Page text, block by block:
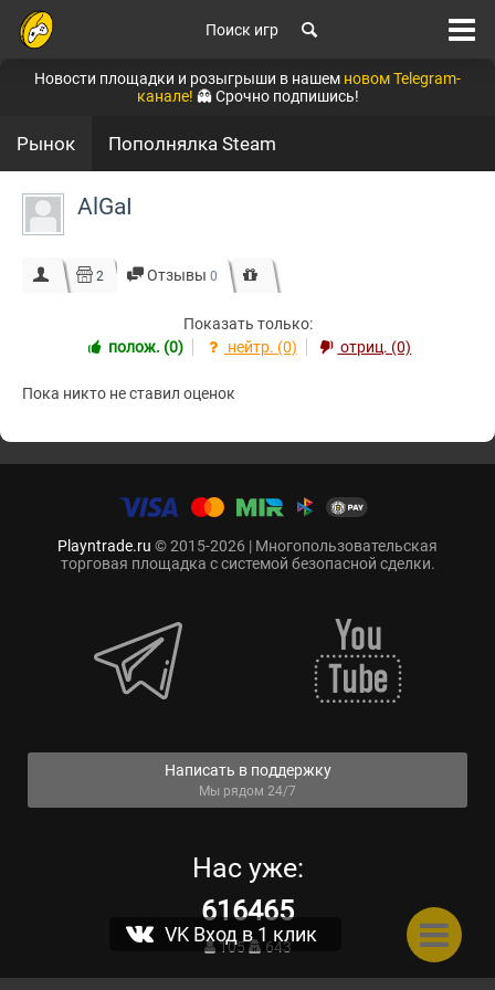
Поиск игр
Новости площадки и розыгрыши в нашем новом Telegram-
канале! 👻 Срочно подпишись!
Рынок Пополнялка Steam
AlGaI
2 Отзывы 0
Показать только:
полож. (0)
нейтр. (0) отриц. (0)
Пока никто не ставил оценок
Playntrade.ru © 2015-2026 | Многопользовательская
торговая площадка с системой безопасной сделки.
Написать в поддержку
Мы рядом 24/7
Нас уже:
616465
105 643
VK Вход в 1 клик